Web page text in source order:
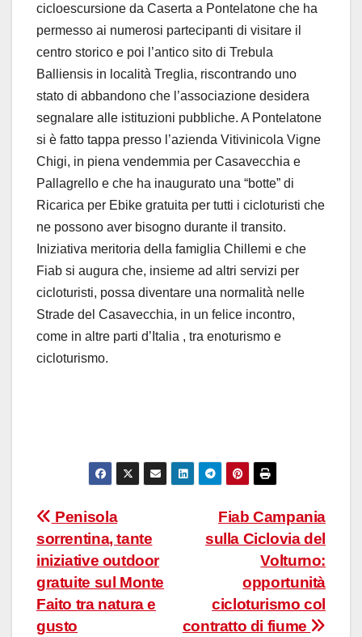
cicloescursione da Caserta a Pontelatone che ha
permesso ai numerosi partecipanti di visitare il
centro storico e poi l’antico sito di Trebula
Balliensis in località Treglia, riscontrando uno
stato di abbandono che l’associazione desidera
segnalare alle istituzioni pubbliche. A Pontelatone
si è fatto tappa presso l’azienda Vitivinicola Vigne
Chigi, in piena vendemmia per Casavecchia e
Pallagrello e che ha inaugurato una “botte” di
Ricarica per Ebike gratuita per tutti i cicloturisti che
ne possono aver bisogno durante il transito.
Iniziativa meritoria della famiglia Chillemi e che
Fiab si augura che, insieme ad altri servizi per
cicloturisti, possa diventare una normalità nelle
Strade del Casavecchia, in un felice incontro,
come in altre parti d’Italia , tra enoturismo e
cicloturismo.
Navigazione
articoli
Fiab Campania
sulla Ciclovia del
Volturno:
opportunità
cicloturismo col
contratto di fiume
Penisola
sorrentina, tante
iniziative outdoor
gratuite sul Monte
Faito tra natura e
gusto